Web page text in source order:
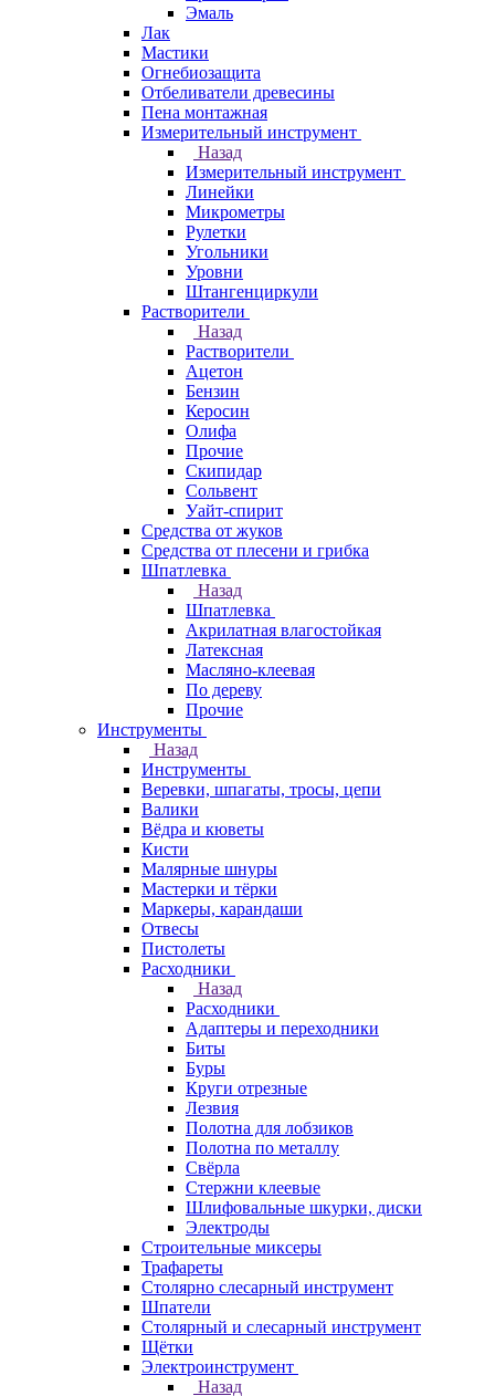
Эмаль
Лак
Мастики
Огнебиозащита
Отбеливатели древесины
Пена монтажная
Измерительный инструмент
Назад
Измерительный инструмент
Линейки
Микрометры
Рулетки
Угольники
Уровни
Штангенциркули
Растворители
Назад
Растворители
Ацетон
Бензин
Керосин
Олифа
Прочие
Скипидар
Сольвент
Уайт-спирит
Средства от жуков
Средства от плесени и грибка
Шпатлевка
Назад
Шпатлевка
Акрилатная влагостойкая
Латексная
Масляно-клеевая
По дереву
Прочие
Инструменты
Назад
Инструменты
Веревки, шпагаты, тросы, цепи
Валики
Вёдра и кюветы
Кисти
Малярные шнуры
Мастерки и тёрки
Маркеры, карандаши
Отвесы
Пистолеты
Расходники
Назад
Расходники
Адаптеры и переходники
Биты
Буры
Круги отрезные
Лезвия
Полотна для лобзиков
Полотна по металлу
Свёрла
Стержни клеевые
Шлифовальные шкурки, диски
Электроды
Строительные миксеры
Трафареты
Столярно слесарный инструмент
Шпатели
Столярный и слесарный инструмент
Щётки
Электроинструмент
Назад